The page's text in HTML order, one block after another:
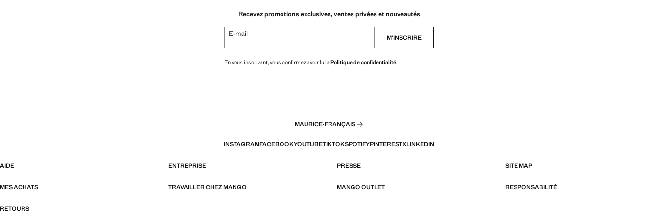
Recevez promotions exclusives, ventes privées et nouveautés
E-mail M’INSCRIRE
En vous inscrivant, vous confirmez avoir lu la Politique de confidentialité.
MAURICE·FRANÇAIS
INSTAGRAMFACEBOOKYOUTUBETIKTOKSPOTIFYPINTERESTXLINKEDIN
AIDE ENTREPRISE PRESSE SITE MAP
MES ACHATS TRAVAILLER CHEZ MANGO MANGO OUTLET RESPONSABILITÉ
RETOURS